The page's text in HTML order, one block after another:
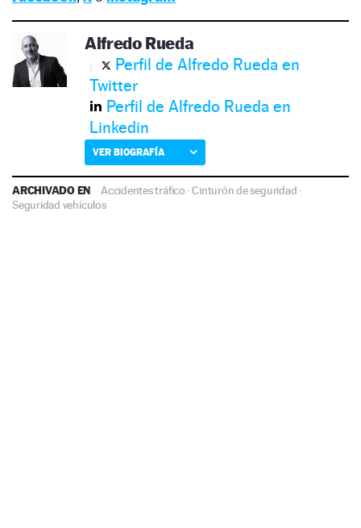
Alfredo Rueda
Perfil de Alfredo Rueda en
Twitter
Perfil de Alfredo Rueda en
Linkedin
VER BIOGRAFÍA
ARCHIVADO EN Accidentes tráfico ·Cinturón de seguridad ·
Seguridad vehículos